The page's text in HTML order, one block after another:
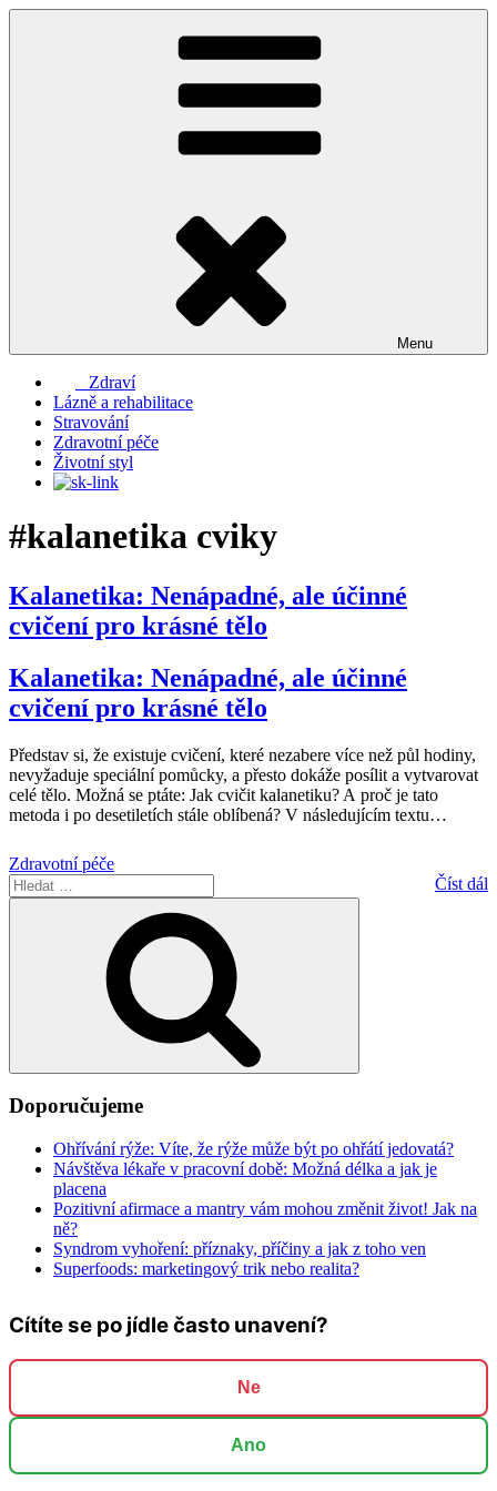
Přejít
Menu
Zdraví
Lázně a rehabilitace
Stravování
Zdravotní péče
Životní styl
#kalanetika cviky
Kalanetika: Nenápadné, ale účinné
cvičení pro krásné tělo
Kalanetika: Nenápadné, ale účinné
cvičení pro krásné tělo
Představ si, že existuje cvičení, které nezabere více než půl hodiny,
nevyžaduje speciální pomůcky, a přesto dokáže posílit a vytvarovat
celé tělo. Možná se ptáte: Jak cvičit kalanetiku? A proč je tato
metoda i po desetiletích stále oblíbená? V následujícím textu…
Zdravotní péče
Číst dál
Hledat:
Doporučujeme
Ohřívání rýže: Víte, že rýže může být po ohřátí jedovatá?
Návštěva lékaře v pracovní době: Možná délka a jak je
placena
Pozitivní afirmace a mantry vám mohou změnit život! Jak na
ně?
Syndrom vyhoření: příznaky, příčiny a jak z toho ven
Superfoods: marketingový trik nebo realita?
Cítíte se po jídle často unavení?
Ne
Ano